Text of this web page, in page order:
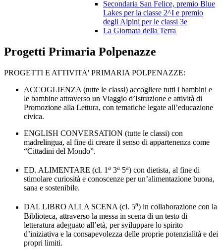
Secondaria San Felice, premio Blue
Lakes per la classe 2^I e premio
degli Alpini per le classi 3e
La Giornata della Terra
Progetti Primaria Polpenazze
PROGETTI E ATTIVITA' PRIMARIA POLPENAZZE:
ACCOGLIENZA (tutte le classi) accogliere tutti i bambini e
le bambine attraverso un Viaggio d’Istruzione e attività di
Promozione alla Lettura, con tematiche legate all’educazione
civica.
ENGLISH CONVERSATION (tutte le classi) con
madrelingua, al fine di creare il senso di appartenenza come
“Cittadini del Mondo”.
ED. ALIMENTARE (cl. 1a 3a 5a) con dietista, al fine di
stimolare curiosità e conoscenze per un’alimentazione buona,
sana e sostenibile.
DAL LIBRO ALLA SCENA (cl. 5a) in collaborazione con la
Biblioteca, attraverso la messa in scena di un testo di
letteratura adeguato all’età, per sviluppare lo spirito
d’iniziativa e la consapevolezza delle proprie potenzialità e dei
propri limiti.